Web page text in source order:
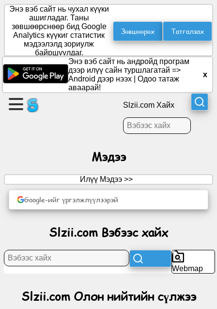
Хуудас
Бүлэг
үүсгэх
үйлчилгээ
Мэдээ
дүрсүүд
Энэ вэб сайт нь чухал күүки
ашигладаг. Таны
зөвшөөрснөөр бид Google
Analytics күүкиг статистик
мэдээлэлд зориулж
байршуулдаг.
Зөвшөөрөх Татгалзах
Энэ вэб сайт нь андройд програм
дээр илүү сайн туршлагатай =>
Android дээр нээх
Одоо татаж
аваарай!
x
Slzii.com Хайх
Мэдээ
Илүү Мэдээ >>
Google-ийг үргэлжлүүлээрэй
Slzii.com Вэбээс хайх
Webmap
Slzii.com Олон нийтийн сүлжээ